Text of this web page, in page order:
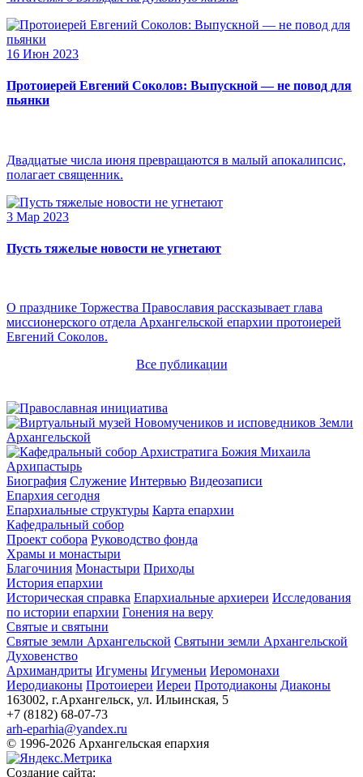
16 Июн 2023
Протоиерей Евгений Соколов: Выпускной — не повод для
пьянки
Двадцатые числа июня превращаются в малый апокалипсис,
полагает священник.
3 Мар 2023
Пусть тяжелые новости не угнетают
О празднике Торжества Православия рассказывает глава
миссионерского отдела Архангельской епархии протоиерей
Евгений Соколов.
Все публикации
Архипастырь
Биография Служение Интервью Видеозаписи
Епархия сегодня
Епархиальные структуры Карта епархии
Кафедральный собор
Проект собора Руководство фонда
Храмы и монастыри
Благочиния Монастыри Приходы
История епархии
Историческая справка Епархиальные архиереи Исследования
по истории епархии Гонения на веру
Святые и святыни
Святые земли Архангельской Святыни земли Архангельской
Духовенство
Архимандриты Игумены Игуменьи Иеромонахи
Иеродиаконы Протоиереи Иереи Протодиаконы Диаконы
163002, г.Архангельск, ул. Ильинская, 5
+7 (8182) 68-07-73
arh-eparhia@yandex.ru
© 1996-2026 Архангельская епархия
Создание сайта: